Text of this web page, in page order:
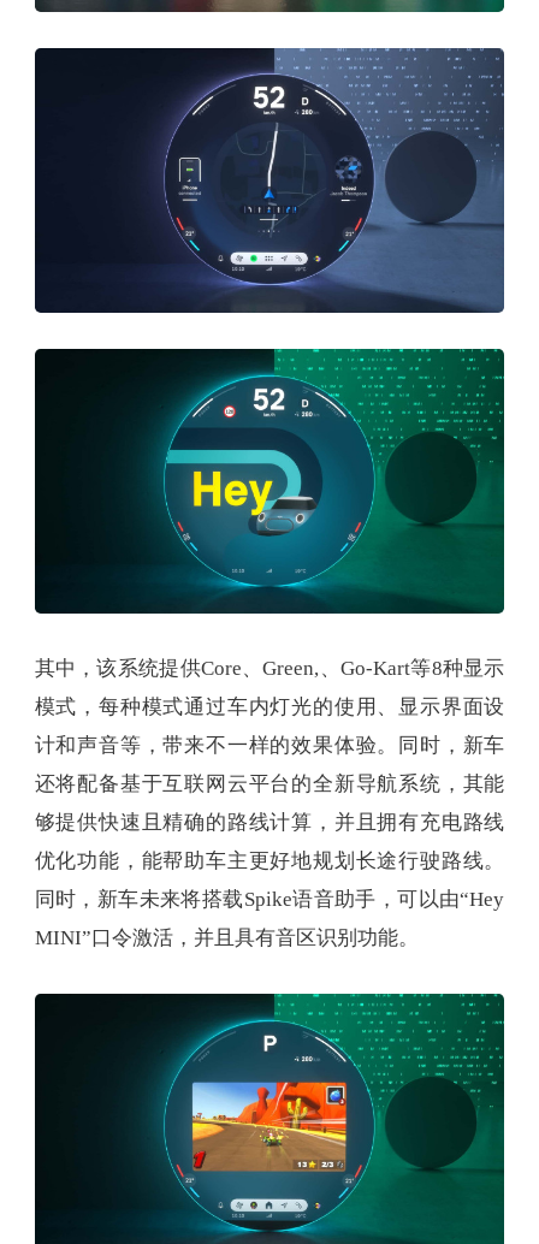
其中，该系统提供Core、Green,、Go-Kart等8种显示
模式，每种模式通过车内灯光的使用、显示界面设
计和声音等，带来不一样的效果体验。同时，新车
还将配备基于互联网云平台的全新导航系统，其能
够提供快速且精确的路线计算，并且拥有充电路线
优化功能，能帮助车主更好地规划长途行驶路线。
同时，新车未来将搭载Spike语音助手，可以由“Hey
MINI”口令激活，并且具有音区识别功能。